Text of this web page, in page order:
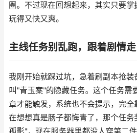
圈。不过现在回想起来，其实只要
玩得又快又爽。
主线任务别乱跑，跟着剧情走
我刚开始就踩过坑，急着刷副本抢
叫"青玉案"的隐藏任务。这个任务需
章才能触发，系统也不会提示，完
在想想真是肠子都悔青了，那个任